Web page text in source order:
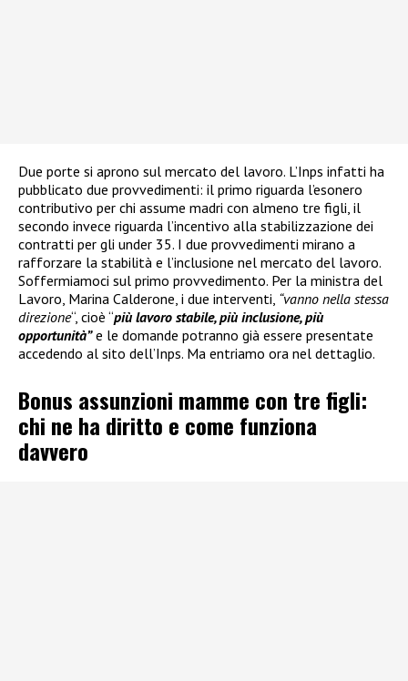
Due porte si aprono sul mercato del lavoro. L’Inps infatti ha
pubblicato due provvedimenti: il primo riguarda l’esonero
contributivo per chi assume madri con almeno tre figli, il
secondo invece riguarda l’incentivo alla stabilizzazione dei
contratti per gli under 35. I due provvedimenti mirano a
rafforzare la stabilità e l’inclusione nel mercato del lavoro.
Soffermiamoci sul primo provvedimento. Per la ministra del
Lavoro, Marina Calderone, i due interventi, “vanno nella stessa
direzione“, cioè “più lavoro stabile, più inclusione, più
opportunità”e le domande potranno già essere presentate
accedendo al sito dell’Inps. Ma entriamo ora nel dettaglio.
Bonus assunzioni mamme con tre figli:
chi ne ha diritto e come funziona
davvero